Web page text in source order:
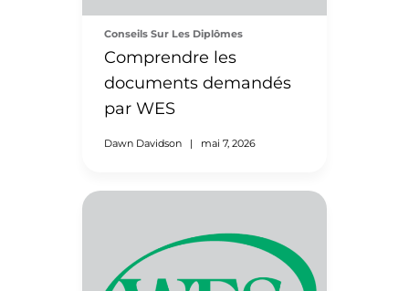
Conseils Sur Les Diplômes
Comprendre les
documents demandés
par WES
Dawn Davidson | mai 7, 2026